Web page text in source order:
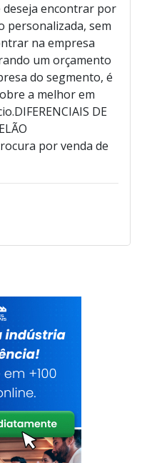
deseja encontrar por
personalizada, sem
na empresa
um orçamento
do segmento, é
a melhor em
DE
por venda de